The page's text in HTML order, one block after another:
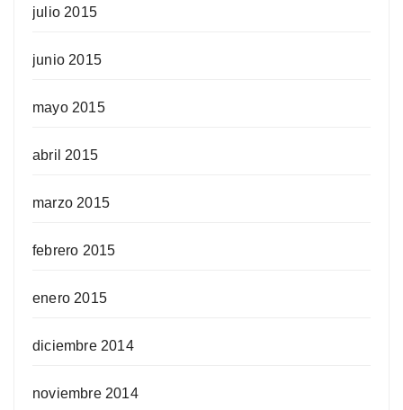
julio 2015
junio 2015
mayo 2015
abril 2015
marzo 2015
febrero 2015
enero 2015
diciembre 2014
noviembre 2014